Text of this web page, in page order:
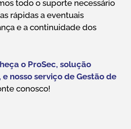
todo o suporte necessário
rápidas a eventuais
e a continuidade dos
o ProSec, solução
nosso serviço de Gestão de
conosco!